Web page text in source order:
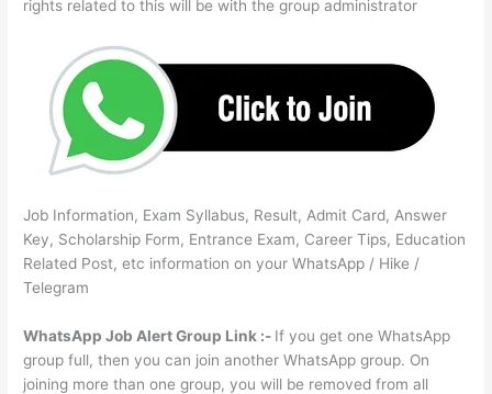
rights related to this will be with the group administrator
Job Information, Exam Syllabus, Result, Admit Card, Answer
Key, Scholarship Form, Entrance Exam, Career Tips, Education
Related Post, etc information on your WhatsApp / Hike /
Telegram
WhatsApp Job Alert Group Link :- If you get one WhatsApp
group full, then you can join another WhatsApp group. On
joining more than one group, you will be removed from all